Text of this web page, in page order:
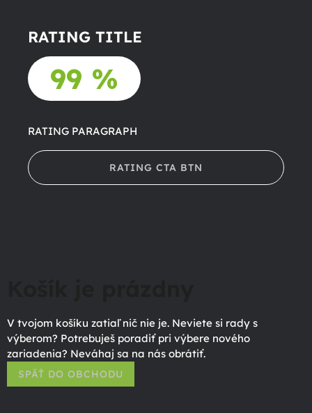
RATING TITLE
99 %
RATING PARAGRAPH
RATING CTA BTN
V tvojom košíku zatiaľ nič nie je. Neviete si rady s
výberom? Potrebuješ poradiť pri výbere nového
zariadenia? Neváhaj sa na nás obrátiť.
SPÄŤ DO OBCHODU